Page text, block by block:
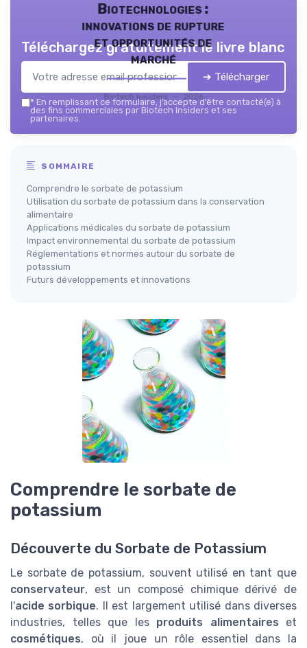
Biotechnologies :
innovations de rupture
et opportunités de
marché
Biotech Insiders — 2026
Téléchargez gratuitement le livre blanc
➔ Télécharger
* En remplissant ce formulaire, j’accepte d’être contacté(e) à
des fins commerciales par Biotech Insiders et ses
partenaires.
SOMMAIRE
Comprendre le sorbate de potassium
Utilisation du sorbate de potassium dans la conservation
alimentaire
Applications médicales du sorbate de potassium
Impact environnemental du sorbate de potassium
Réglementations et normes autour du sorbate de
potassium
Futurs développements et innovations
Comprendre le sorbate de
potassium
Découverte du Sorbate de Potassium
Le sorbate de potassium, souvent utilisé en tant que
conservateur, est un composé chimique dérivé de
l'acide sorbique. Il est largement utilisé dans diverses
industries, telles que les produits alimentaires et
cosmétiques, où il joue un rôle essentiel dans la